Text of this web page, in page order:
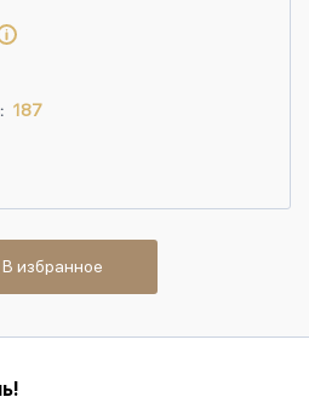
187
В избранное